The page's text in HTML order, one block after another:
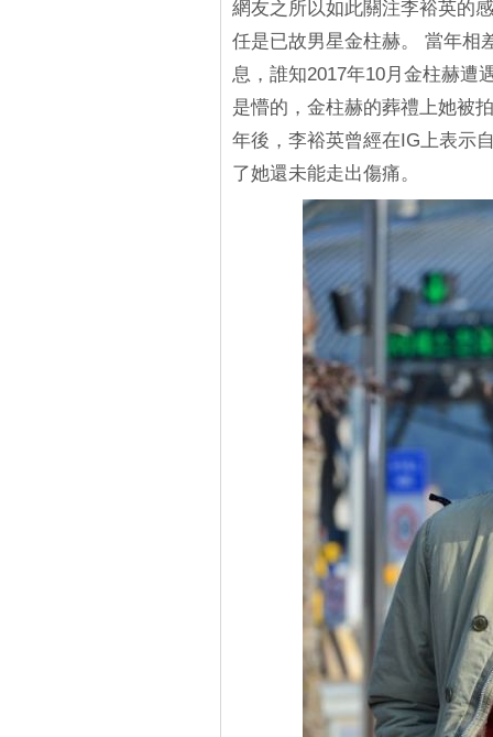
網友之所以如此關注李裕英的
任是已故男星金柱赫。 當年相
息，誰知2017年10月金柱赫遭
是懵的，金柱赫的葬禮上她被
年後，李裕英曾經在IG上表示
了她還未能走出傷痛。